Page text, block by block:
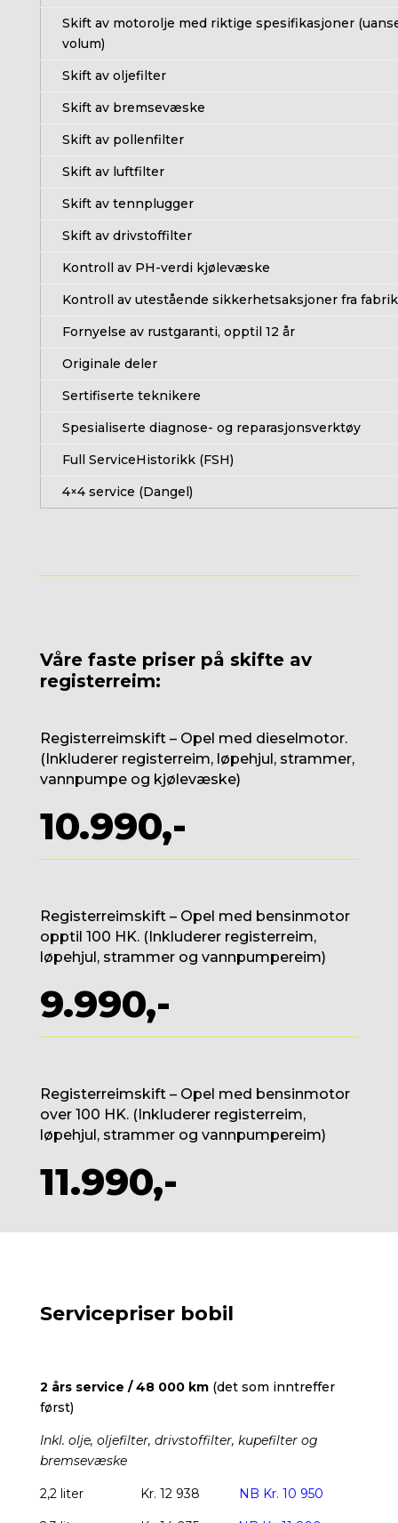
Skift av motorolje med riktige spesifikasjoner
volum)
Skift av oljefilter
Skift av bremsevæske
Skift av pollenfilter
Skift av luftfilter
Skift av tennplugger
Skift av drivstoffilter
Kontroll av PH-verdi kjølevæske
Kontroll av utestående sikkerhetsaksjoner fra
Fornyelse av rustgaranti, opptil 12 år
Originale deler
Sertifiserte teknikere
Spesialiserte diagnose- og reparasjonsverktøy
Full ServiceHistorikk (FSH)
4×4 service (Dangel)
Våre faste priser på skifte av
registerreim:
Registerreimskift – Opel med dieselmotor.
(Inkluderer registerreim, løpehjul, strammer,
vannpumpe og kjølevæske)
10.990,-
Registerreimskift – Opel med bensinmotor
opptil 100 HK. (Inkluderer registerreim,
løpehjul, strammer og vannpumpereim)
9.990,-
Registerreimskift – Opel med bensinmotor
over 100 HK. (Inkluderer registerreim,
løpehjul, strammer og vannpumpereim)
11.990,-
Servicepriser bobil
2 års service / 48 000 km (det som inntreffer
først)
Inkl. olje, oljefilter, drivstoffilter, kupefilter og
bremsevæske
2,2 liter Kr. 12 938 NB Kr. 10 950